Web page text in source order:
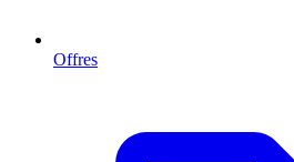
Offres